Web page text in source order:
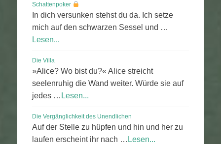
Schattenpoker
In dich versunken stehst du da. Ich setze
mich auf den schwarzen Sessel und …
Lesen...
Die Villa
»Alice? Wo bist du?« Alice streicht
seelenruhig die Wand weiter. Würde sie auf
jedes … Lesen...
Die Vergänglichkeit des Unendlichen
Auf der Stelle zu hüpfen und hin und her zu
laufen erscheint ihr nach … Lesen...